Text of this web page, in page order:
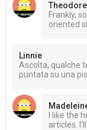
Theodore
Frankly,
oriented
Linnie
Ascolta, qualche
puntata su una
I like the
articles.